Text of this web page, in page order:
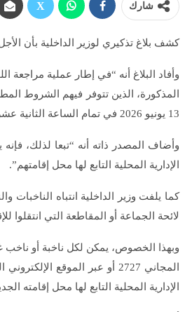
شارك
كشف بلاغ تذكيري لوزير الداخلية بأن الأجل المحدد
13 يونيو 2026 في تمام الساعة الثانية عشرة (12) ليلا”.
الإدارية المحلية التابع لها محل إقامتهم”.
كما يلفت وزير الداخلية انتباه الناخبات
لائحة الجماعة أو المقاطعة التي انتقلوا
وبهذا الخصوص، يمكن لكل ناخبة أو ناخب
المجاني 2727 أو عبر
الإدارية المحلية التابع لها محل إقامته الجديد، وذلك قبل